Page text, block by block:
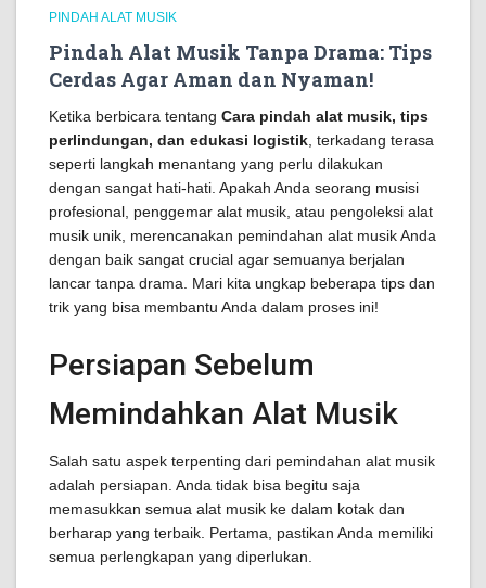
PINDAH ALAT MUSIK
Pindah Alat Musik Tanpa Drama: Tips
Cerdas Agar Aman dan Nyaman!
Ketika berbicara tentang Cara pindah alat musik, tips
perlindungan, dan edukasi logistik , terkadang terasa
seperti langkah menantang yang perlu dilakukan
dengan sangat hati-hati. Apakah Anda seorang musisi
profesional, penggemar alat musik, atau pengoleksi alat
musik unik, merencanakan pemindahan alat musik Anda
dengan baik sangat crucial agar semuanya berjalan
lancar tanpa drama. Mari kita ungkap beberapa tips dan
trik yang bisa membantu Anda dalam proses ini!
Persiapan Sebelum
Memindahkan Alat Musik
Salah satu aspek terpenting dari pemindahan alat musik
adalah persiapan. Anda tidak bisa begitu saja
memasukkan semua alat musik ke dalam kotak dan
berharap yang terbaik. Pertama, pastikan Anda memiliki
semua perlengkapan yang diperlukan.